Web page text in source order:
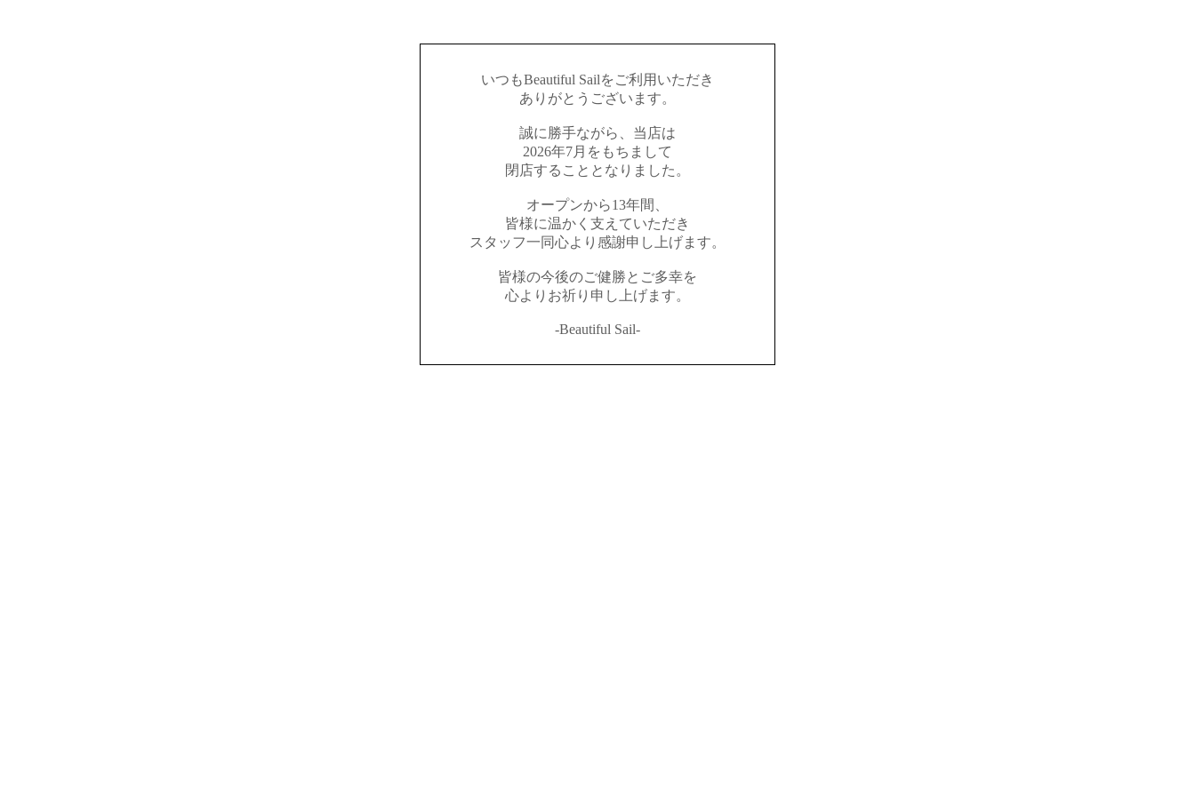
いつもBeautiful Sailをご利用いただき
ありがとうございます。
誠に勝手ながら、当店は
2026年7月をもちまして
閉店することとなりました。
オープンから13年間、
皆様に温かく支えていただき
スタッフ一同心より感謝申し上げます。
皆様の今後のご健勝とご多幸を
心よりお祈り申し上げます。
-Beautiful Sail-